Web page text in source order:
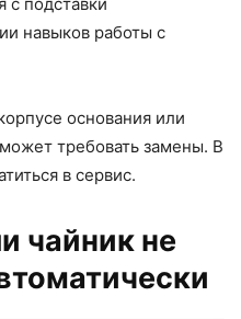
навыков работы с
основания или
требовать замены. В
в сервис.
чайник не